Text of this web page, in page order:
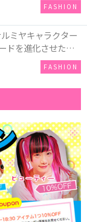
」も登場
FASHION
ミヤキャラクター
ドを進化させた新
FASHION